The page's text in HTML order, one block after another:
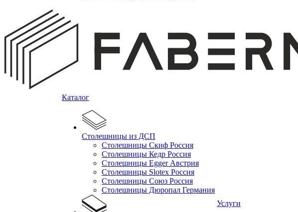
Каталог
Столешницы из ДСП
Столешницы Скиф Россия
Столешницы Кедр Россия
Столешницы Egger Австрия
Столешницы Slotex Россия
Столешницы Союз Россия
Столешницы Дюропал Германия
Услуги